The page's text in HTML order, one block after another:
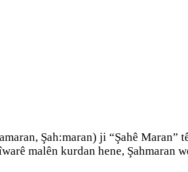
Şah:maran) ji “Şahê
malên kurdan hene,